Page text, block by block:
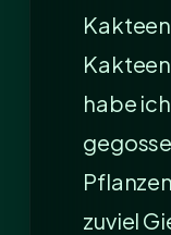
habe
zuviel